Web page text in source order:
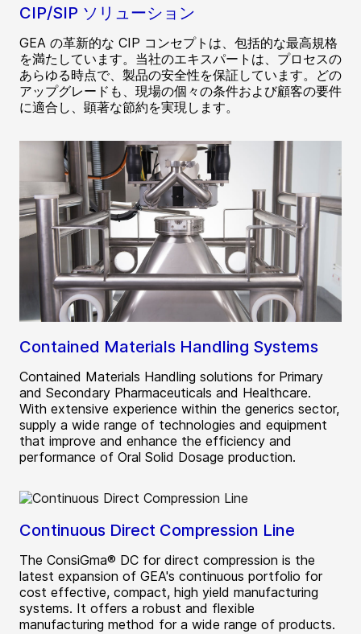
CIP/SIP ソリューション
GEA の革新的な CIP コンセプトは、包括的な最高規格
を満たしています。当社のエキスパートは、プロセスの
あらゆる時点で、製品の安全性を保証しています。どの
アップグレードも、現場の個々の条件および顧客の要件
に適合し、顕著な節約を実現します。
Contained Materials Handling Systems
Contained Materials Handling solutions for Primary
and Secondary Pharmaceuticals and Healthcare.
With extensive experience within the generics sector,
supply a wide range of technologies and equipment
that improve and enhance the efficiency and
performance of Oral Solid Dosage production.
Continuous Direct Compression Line
The ConsiGma® DC for direct compression is the
latest expansion of GEA's continuous portfolio for
cost effective, compact, high yield manufacturing
systems. It offers a robust and flexible
manufacturing method for a wide range of products.